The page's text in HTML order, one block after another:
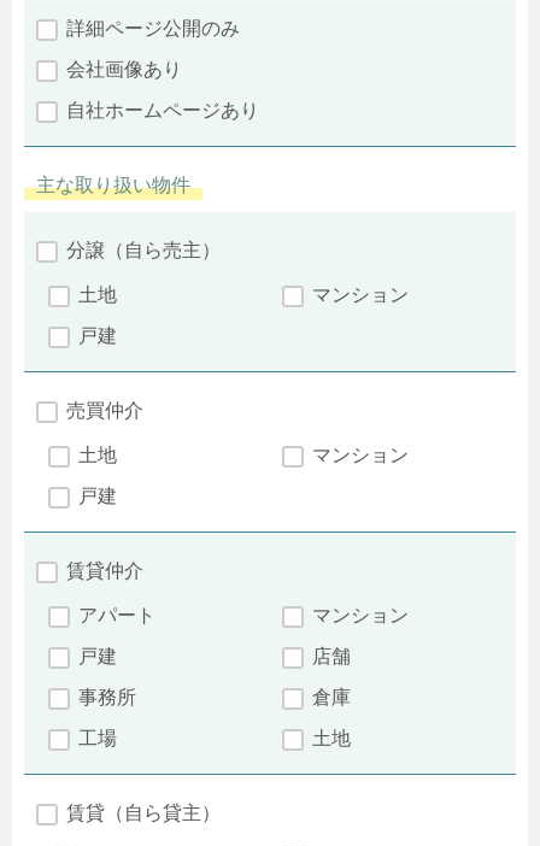
詳細ページ公開のみ
会社画像あり
自社ホームページあり
主な取り扱い物件
分譲（自ら売主）
土地
マンション
戸建
売買仲介
土地
マンション
戸建
賃貸仲介
アパート
マンション
戸建
店舗
事務所
倉庫
工場
土地
賃貸（自ら貸主）